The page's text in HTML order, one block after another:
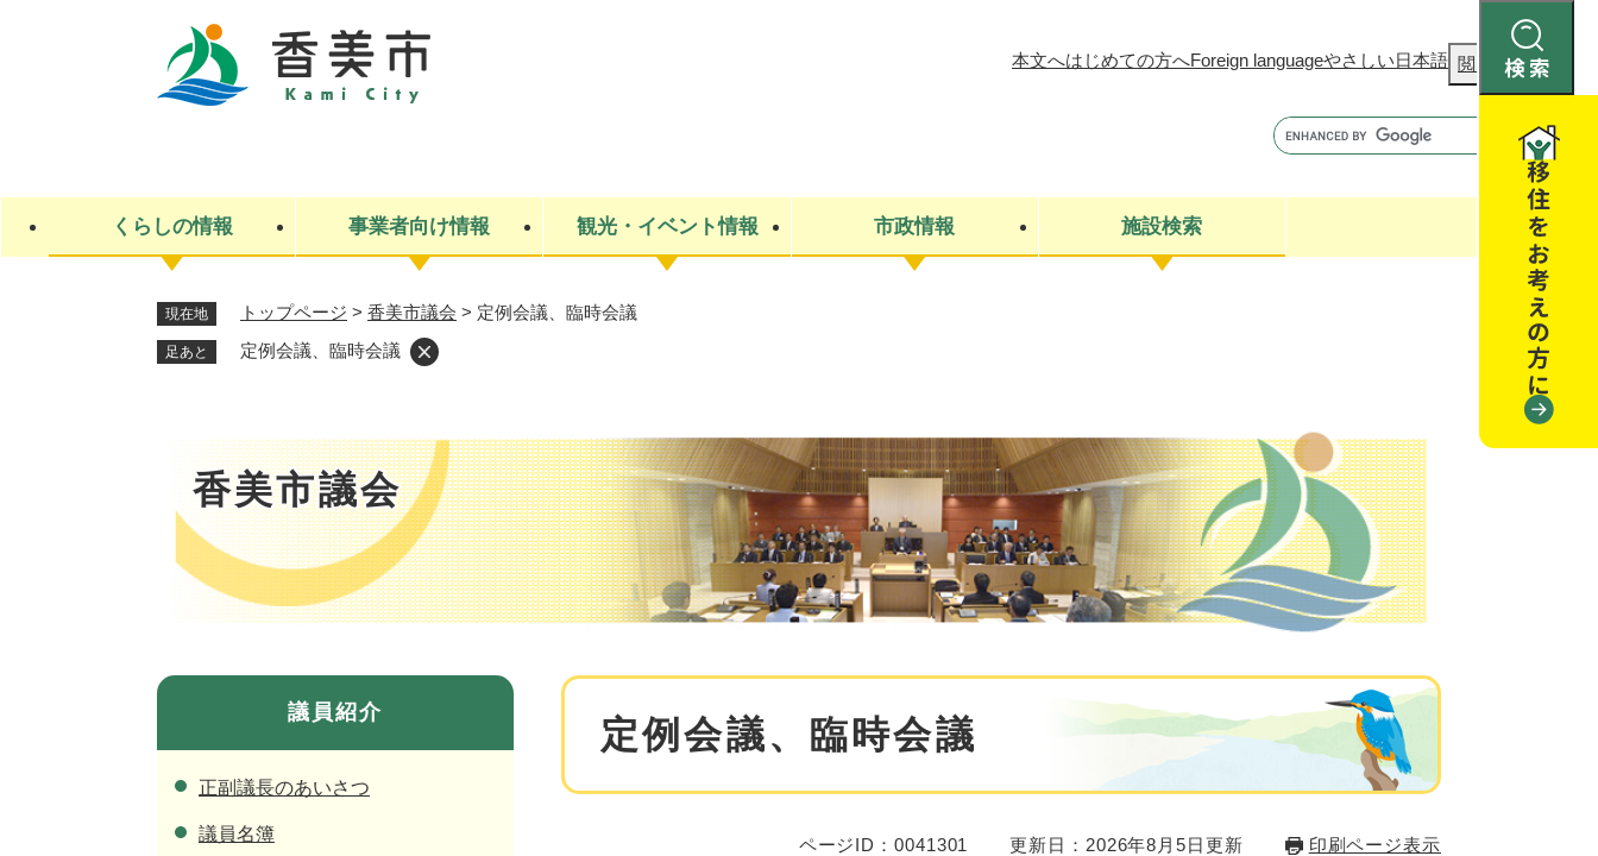
検
索
本文へはじめての方へForeign languageやさしい日本語 閲覧補助
索
くらしの情報
ライフステージ 住民票・戸籍
閉じる
事業者向け情報
産業振興
観光・イベント情報
観光スポット・観光施設 イベント・お祭り・特産品
市政情報
市政への参加
施設検索
現在地 トップページ > 香美市議会 > 定例会議、臨時会議
足あと 定例会議、臨時会議
香美市議会
本
定例会議、臨時会議
ページID：0041301 更新日：2026年8月5日更新 印刷ページ表示
議員紹介
正副議長のあいさつ
議員名簿